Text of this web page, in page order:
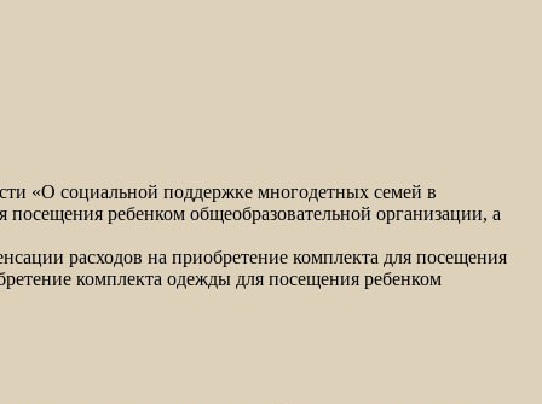
«О социальной поддержке многодетных семей в
ребенком общеобразовательной организации, а
расходов на приобретение комплекта для посещения
комплекта одежды для посещения ребенком